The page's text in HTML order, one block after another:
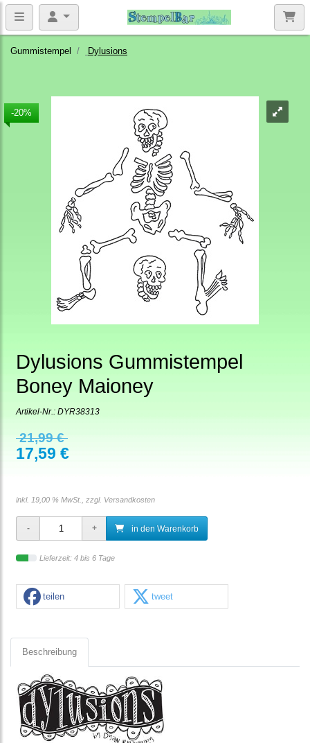
Gummistempel Dylusions
-20%
Dylusions Gummistempel
Boney Maioney
Artikel-Nr.: DYR38313
21,99 €
17,59 €
inkl. 19,00 % MwSt., zzgl. Versandkosten
in den Warenkorb
Lieferzeit: 4 bis 6 Tage
teilen tweet
Beschreibung